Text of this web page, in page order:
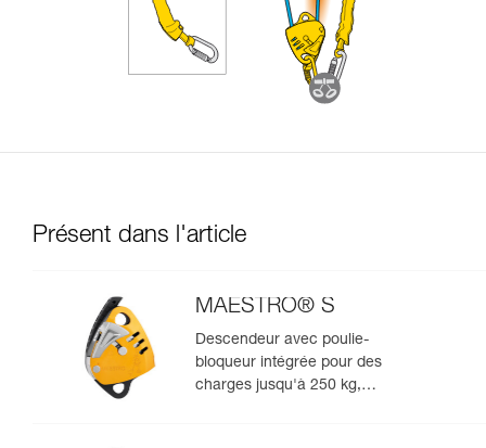
Présent dans l'article
MAESTRO® S
Descendeur avec poulie-
bloqueur intégrée pour des
charges jusqu'à 250 kg,